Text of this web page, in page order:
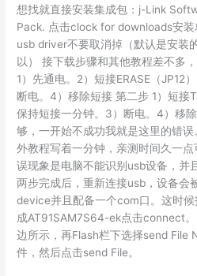
想找就直接安装集成包：j-Link
Pack. 点击clock for downloads安
usb driver不要取消掉（默认是安装
以） 接下载步骤和其他教程差不多
1）先通电。2）短接ERASE（JP12
断电。4）移除短接 第二步 1）短接
保持短接一分钟。3）断电。4）移
够，一开始不成功我就是这里的错
外教程写着一分钟，亲测时间久一
误现象是电脑不能识别usb设备，并
两步完成后，重新连接usb，设备会
device并且配备一个com口。这时
成AT91SAM7S64-ek点击connect
边所示，再Flash栏下选择send File
件，然后点击send File。